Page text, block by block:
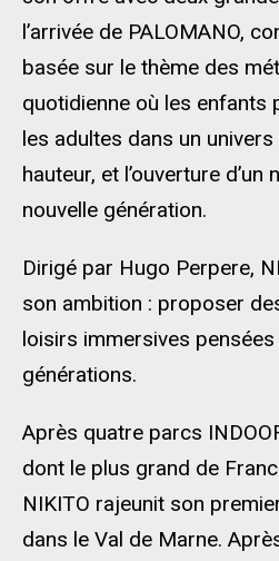
l’arrivée de PALOMANO,
basée sur le thème des
quotidienne où les enfants
les adultes dans un
hauteur, et l’ouverture
nouvelle génération.
Dirigé par Hugo Perpere,
son ambition : proposer
loisirs immersives
générations.
Après quatre parcs
dont le plus grand de
NIKITO rajeunit son
dans le Val de Marne.